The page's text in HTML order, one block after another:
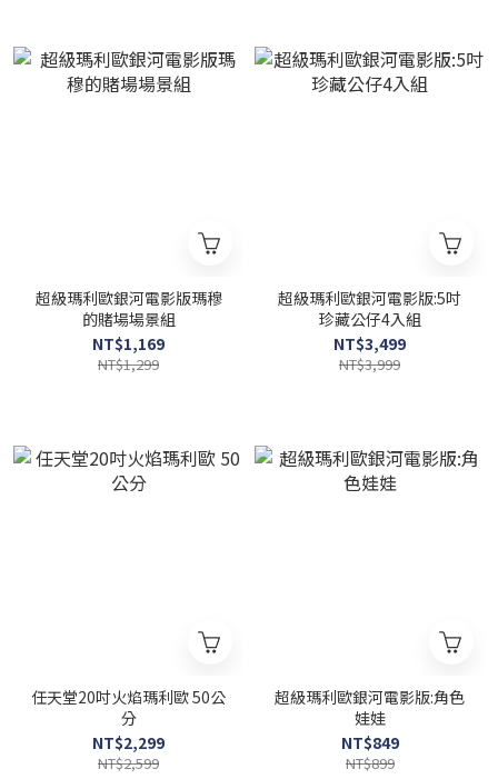
超級瑪利歐銀河電影版瑪穆
的賭場場景組
NT$1,169
NT$1,299
超級瑪利歐銀河電影版:5吋
珍藏公仔4入組
NT$3,499
NT$3,999
任天堂20吋火焰瑪利歐 50公
分
NT$2,299
NT$2,599
超級瑪利歐銀河電影版:角色
娃娃
NT$849
NT$899